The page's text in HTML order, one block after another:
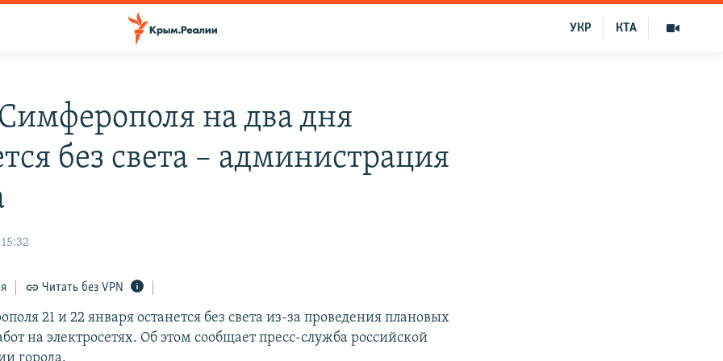
КТА
УКР
на два дня
без света – администрация
Читать без VPN
21 и 22 января останется без света из-за проведения плановых
на электросетях. Об этом сообщает пресс-служба российской